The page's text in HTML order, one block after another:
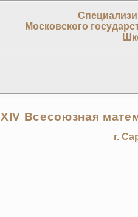
Московского
XIV Всесоюзная
г.